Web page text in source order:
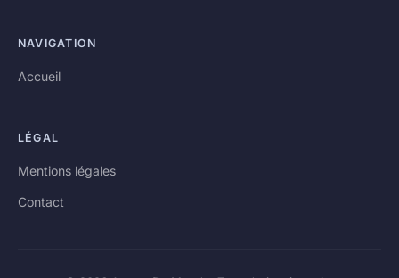
NAVIGATION
Accueil
LÉGAL
Mentions légales
Contact